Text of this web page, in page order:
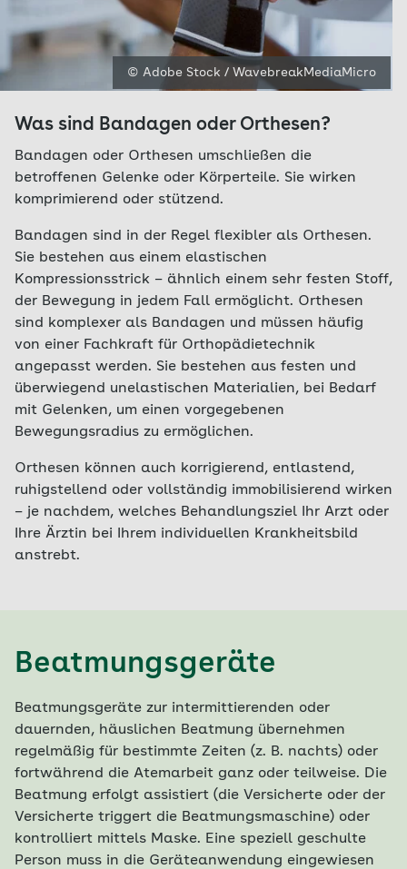
© Adobe Stock / WavebreakMediaMicro
Was sind Bandagen oder Orthesen?
Bandagen oder Orthesen umschließen die
betroffenen Gelenke oder Körperteile. Sie wirken
komprimierend oder stützend.
Bandagen sind in der Regel flexibler als Orthesen.
Sie bestehen aus einem elastischen
Kompressionsstrick – ähnlich einem sehr festen Stoff,
der Bewegung in jedem Fall ermöglicht. Orthesen
sind komplexer als Bandagen und müssen häufig
von einer Fachkraft für Orthopädietechnik
angepasst werden. Sie bestehen aus festen und
überwiegend unelastischen Materialien, bei Bedarf
mit Gelenken, um einen vorgegebenen
Bewegungsradius zu ermöglichen.
Orthesen können auch korrigierend, entlastend,
ruhigstellend oder vollständig immobilisierend wirken
– je nachdem, welches Behandlungsziel Ihr Arzt oder
Ihre Ärztin bei Ihrem individuellen Krankheitsbild
anstrebt.
Beatmungsgeräte
Beatmungsgeräte zur intermittierenden oder
dauernden, häuslichen Beatmung übernehmen
regelmäßig für bestimmte Zeiten (z. B. nachts) oder
fortwährend die Atemarbeit ganz oder teilweise. Die
Beatmung erfolgt assistiert (die Versicherte oder der
Versicherte triggert die Beatmungsmaschine) oder
kontrolliert mittels Maske. Eine speziell geschulte
Person muss in die Geräteanwendung eingewiesen